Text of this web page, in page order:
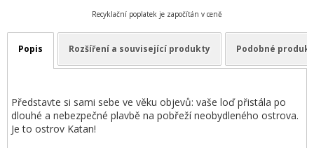
Recyklační poplatek je započítán v ceně
Popis Rozšíření a související produkty Podobné
Představte si sami sebe ve věku objevů: vaše loď přistála po
dlouhé a nebezpečné plavbě na pobřeží neobydleného ostrova.
Je to ostrov Katan!